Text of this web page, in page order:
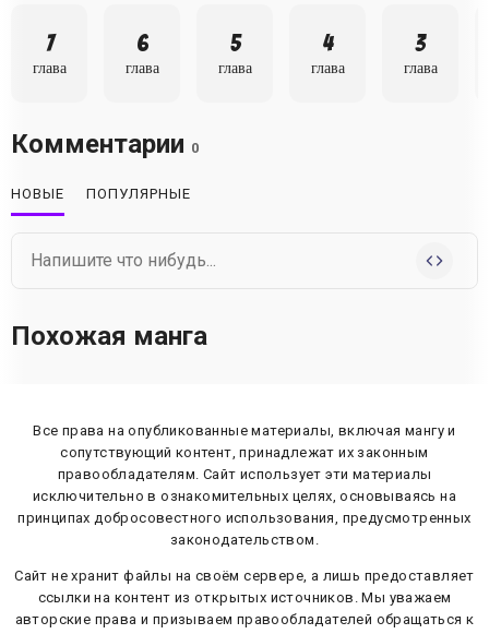
7
глава
6
глава
5
глава
4
глава
3
глава
Комментарии 0
НОВЫЕ ПОПУЛЯРНЫЕ
Похожая манга
Все права на опубликованные материалы, включая мангу и
сопутствующий контент, принадлежат их законным
правообладателям. Сайт использует эти материалы
исключительно в ознакомительных целях, основываясь на
принципах добросовестного использования, предусмотренных
законодательством.
Сайт не хранит файлы на своём сервере, а лишь предоставляет
ссылки на контент из открытых источников. Мы уважаем
авторские права и призываем правообладателей обращаться к